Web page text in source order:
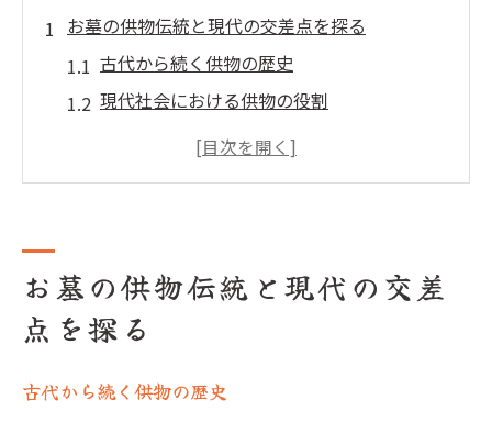
お墓の供物伝統と現代の交差点を探る
古代から続く供物の歴史
現代社会における供物の役割
伝統的な供物の種類とその意味
お墓の供物に関する地域ごとの違いと現代の変
化
地方ごとの供物の歴史的背景
お墓の供物伝統と現代の交差
点を探る
古代から続く供物の歴史